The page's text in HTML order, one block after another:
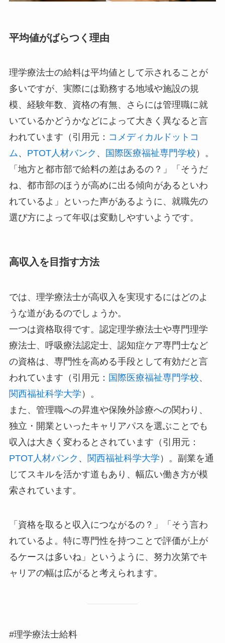
平均値がばらつく理由
理学療法士の給料は平均値として示されることが
多いですが、実際には勤務する地域や施設の規
模、経験年数、資格の有無、さらには管理職に就
いているかどうかなどによって大きく異なると言
われています（引用元： コメディカルドットコ
ム、 PTOT人材バンク 、 国際医療福祉専門学校 ）。
「地方と都市部で給料の差はあるの？」「そうだ
ね、都市部のほうが高めに出る傾向があるといわ
れているよ」といった声があるように、就職先の
選び方によって年収は変動しやすいようです。
高収入を目指す方法
では、理学療法士が高収入を実現するにはどのよ
うな道があるのでしょうか。
一つは資格取得です。認定理学療法士や専門理学
療法士、呼吸療法認定士、認知症ケア専門士など
の資格は、専門性を高める手段として有効だと言
われています（引用元： 国際医療福祉専門学校、
関西福祉科学大学 ）。
また、管理職への昇進や保険外診療への関わり、
独立・開業といったキャリアパスを選ぶことでも
収入は大きく変わるとされています（引用元：
PTOT人材バンク 、 関西福祉科学大学 ）。副業を通
じてスキルを活かす道もあり、幅広い働き方が模
索されています。
「資格を取ると収入につながるの？」「そう言わ
れているよ。特に専門性を持つことで評価が上が
るケースは多いね」というように、努力次第でキ
ャリアの幅は広がると考えられます。
#理学療法士給料